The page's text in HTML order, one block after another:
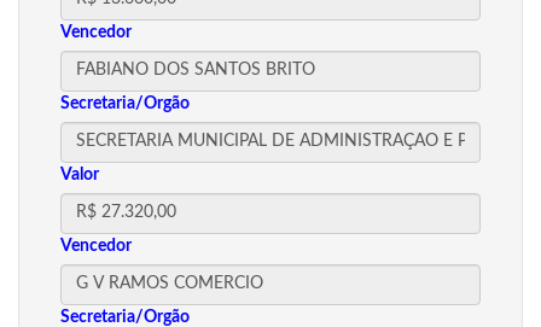
Vencedor
Secretaria/Orgão
Valor
Vencedor
Secretaria/Orgão